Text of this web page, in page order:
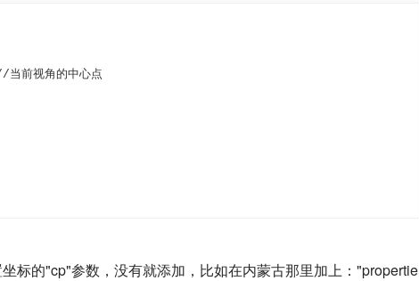
前视角的中心点
标的"cp"参数，没有就添加，比如在内蒙古那里加上："propertie